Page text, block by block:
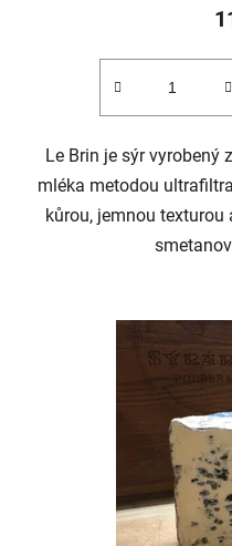
Le Brin je sýr vyrobený
mléka metodou
kůrou, jemnou